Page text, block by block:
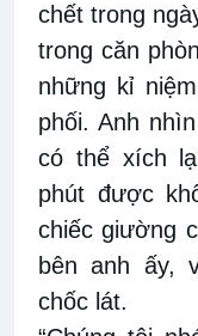
chết trong
trong căn
những kỉ
phối. Anh
có thể xích
phút được
chiếc giường
bên anh ấy,
chốc lát.